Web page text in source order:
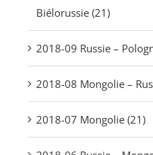
Biélorussie (21)
2018-09 Russie –
2018-08 Mongolie –
2018-07 Mongolie (21)